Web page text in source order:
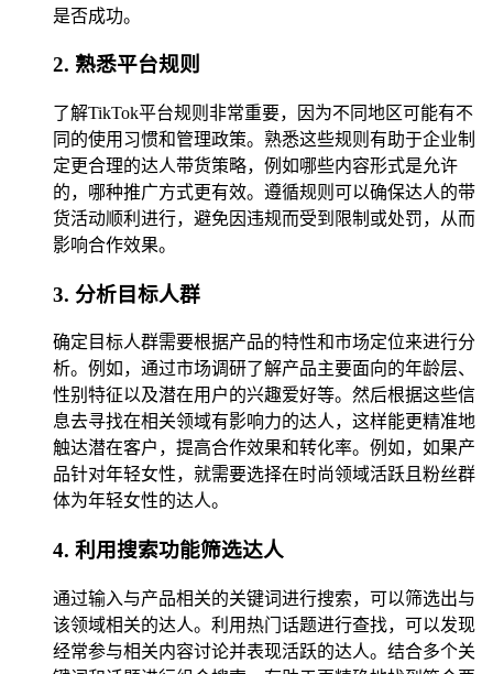
是否成功。
2. 熟悉平台规则
了解TikTok平台规则非常重要，因为不同地区可能有不
同的使用习惯和管理政策。熟悉这些规则有助于企业制
定更合理的达人带货策略，例如哪些内容形式是允许
的，哪种推广方式更有效。遵循规则可以确保达人的带
货活动顺利进行，避免因违规而受到限制或处罚，从而
影响合作效果。
3. 分析目标人群
确定目标人群需要根据产品的特性和市场定位来进行分
析。例如，通过市场调研了解产品主要面向的年龄层、
性别特征以及潜在用户的兴趣爱好等。然后根据这些信
息去寻找在相关领域有影响力的达人，这样能更精准地
触达潜在客户，提高合作效果和转化率。例如，如果产
品针对年轻女性，就需要选择在时尚领域活跃且粉丝群
体为年轻女性的达人。
4. 利用搜索功能筛选达人
通过输入与产品相关的关键词进行搜索，可以筛选出与
该领域相关的达人。利用热门话题进行查找，可以发现
经常参与相关内容讨论并表现活跃的达人。结合多个关